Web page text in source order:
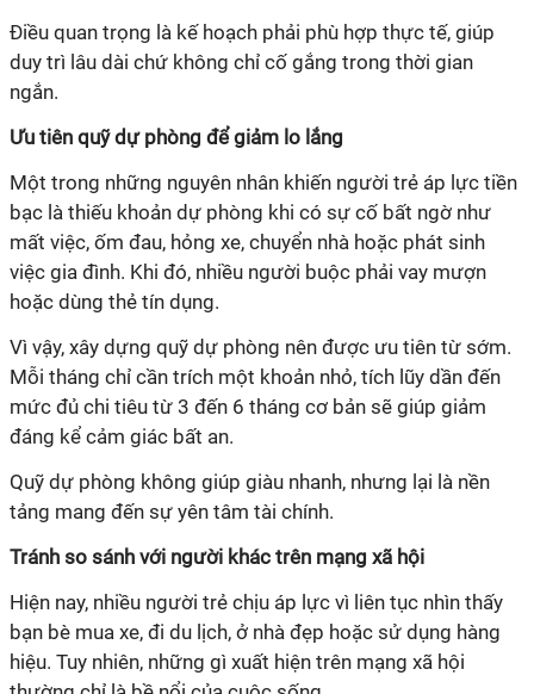
Điều quan trọng là kế hoạch phải phù hợp thực tế, giúp
duy trì lâu dài chứ không chỉ cố gắng trong thời gian
ngắn.
Ưu tiên quỹ dự phòng để giảm lo lắng
Một trong những nguyên nhân khiến người trẻ áp lực tiền
bạc là thiếu khoản dự phòng khi có sự cố bất ngờ như
mất việc, ốm đau, hỏng xe, chuyển nhà hoặc phát sinh
việc gia đình. Khi đó, nhiều người buộc phải vay mượn
hoặc dùng thẻ tín dụng.
Vì vậy, xây dựng quỹ dự phòng nên được ưu tiên từ sớm.
Mỗi tháng chỉ cần trích một khoản nhỏ, tích lũy dần đến
mức đủ chi tiêu từ 3 đến 6 tháng cơ bản sẽ giúp giảm
đáng kể cảm giác bất an.
Quỹ dự phòng không giúp giàu nhanh, nhưng lại là nền
tảng mang đến sự yên tâm tài chính.
Tránh so sánh với người khác trên mạng xã hội
Hiện nay, nhiều người trẻ chịu áp lực vì liên tục nhìn thấy
bạn bè mua xe, đi du lịch, ở nhà đẹp hoặc sử dụng hàng
hiệu. Tuy nhiên, những gì xuất hiện trên mạng xã hội